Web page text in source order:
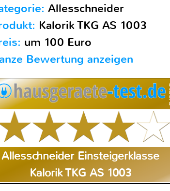
Allesschneider
Kalorik TKG AS 1003
um 100 Euro
Bewertung anzeigen
Allesschneider Einsteigerklasse
Kalorik TKG AS 1003